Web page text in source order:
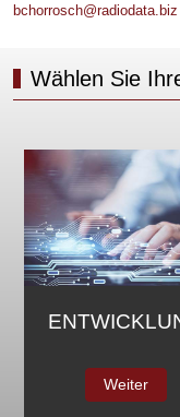
bchorrosch@radiodata.biz
Wählen Sie
Weiter